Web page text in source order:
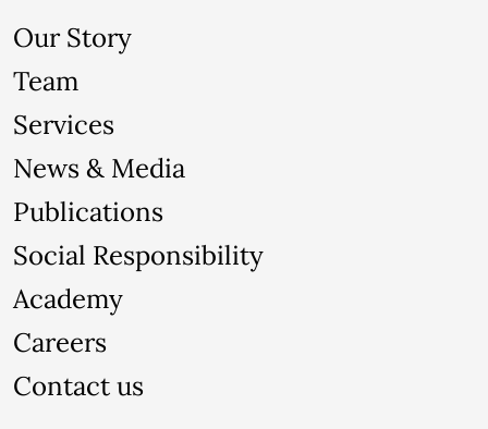
Our Story
Team
Services
News & Media
Publications
Social Responsibility
Academy
Careers
Contact us